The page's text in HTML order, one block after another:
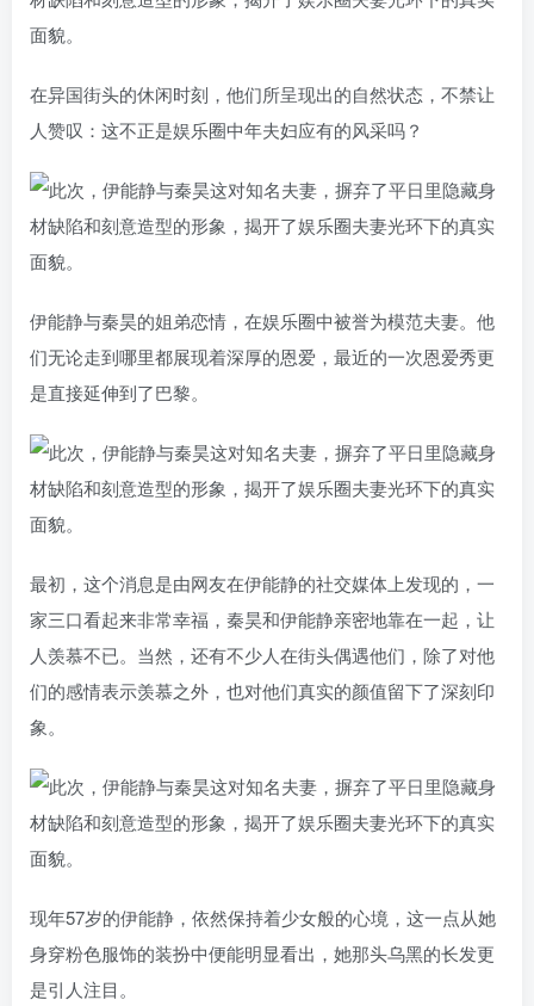
在异国街头的休闲时刻，他们所呈现出的自然状态，不禁让
人赞叹：这不正是娱乐圈中年夫妇应有的风采吗？
伊能静与秦昊的姐弟恋情，在娱乐圈中被誉为模范夫妻。他
们无论走到哪里都展现着深厚的恩爱，最近的一次恩爱秀更
是直接延伸到了巴黎。
最初，这个消息是由网友在伊能静的社交媒体上发现的，一
家三口看起来非常幸福，秦昊和伊能静亲密地靠在一起，让
人羡慕不已。当然，还有不少人在街头偶遇他们，除了对他
们的感情表示羡慕之外，也对他们真实的颜值留下了深刻印
象。
现年57岁的伊能静，依然保持着少女般的心境，这一点从她
身穿粉色服饰的装扮中便能明显看出，她那头乌黑的长发更
是引人注目。